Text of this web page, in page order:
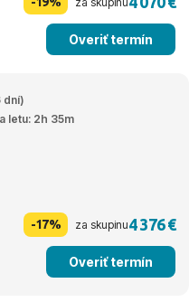
Overiť termín
dní)
letu: 2h 35m
-17% za skupinu4 376 €
Overiť termín